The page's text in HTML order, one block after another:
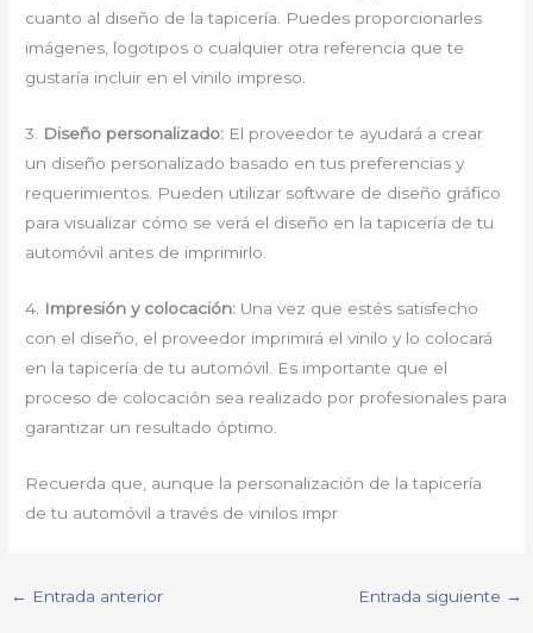
cuanto al diseño de la tapicería. Puedes proporcionarles
imágenes, logotipos o cualquier otra referencia que te
gustaría incluir en el vinilo impreso.
3. Diseño personalizado: El proveedor te ayudará a crear
un diseño personalizado basado en tus preferencias y
requerimientos. Pueden utilizar software de diseño gráfico
para visualizar cómo se verá el diseño en la tapicería de tu
automóvil antes de imprimirlo.
4. Impresión y colocación: Una vez que estés satisfecho
con el diseño, el proveedor imprimirá el vinilo y lo colocará
en la tapicería de tu automóvil. Es importante que el
proceso de colocación sea realizado por profesionales para
garantizar un resultado óptimo.
Recuerda que, aunque la personalización de la tapicería
de tu automóvil a través de vinilos impr
← Entrada anterior Entrada siguiente →